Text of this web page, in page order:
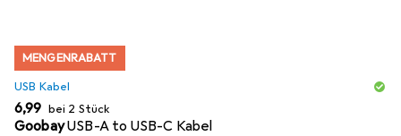
MENGENRABATT
USB Kabel
EUR
6,99 bei 2 Stück
GoobayUSB-A to USB-C Kabel